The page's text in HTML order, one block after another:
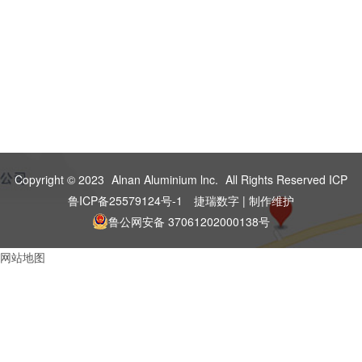
Copyright © 2023 Alnan Aluminium lnc. All Rights Reserved ICP
鲁ICP备25579124号-1
捷瑞数字 | 制作维护
鲁公网安备 37061202000138号
网站地图